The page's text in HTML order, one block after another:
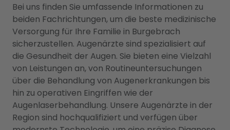
Bei uns finden Sie umfassende Informationen zu
beiden Fachrichtungen, um die beste medizinische
Versorgung für Ihre Familie in Burgebrach
sicherzustellen. Augenärzte sind spezialisiert auf
die Gesundheit der Augen. Sie bieten eine Vielzahl
von Leistungen an, von Routineuntersuchungen
über die Behandlung von Augenerkrankungen bis
hin zu operativen Eingriffen wie der
Augenlaserbehandlung. Unsere Augenärzte in der
Region sind hochqualifiziert und verfügen über